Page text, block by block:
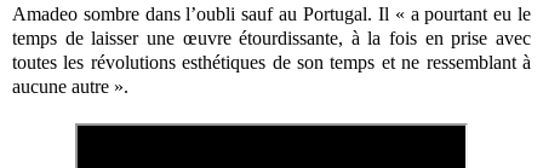
Amadeo sombre dans l’oubli sauf au Portugal. Il « a pourtant eu le
temps de laisser une œuvre étourdissante, à la fois en prise avec
toutes les révolutions esthétiques de son temps et ne ressemblant à
aucune autre ».